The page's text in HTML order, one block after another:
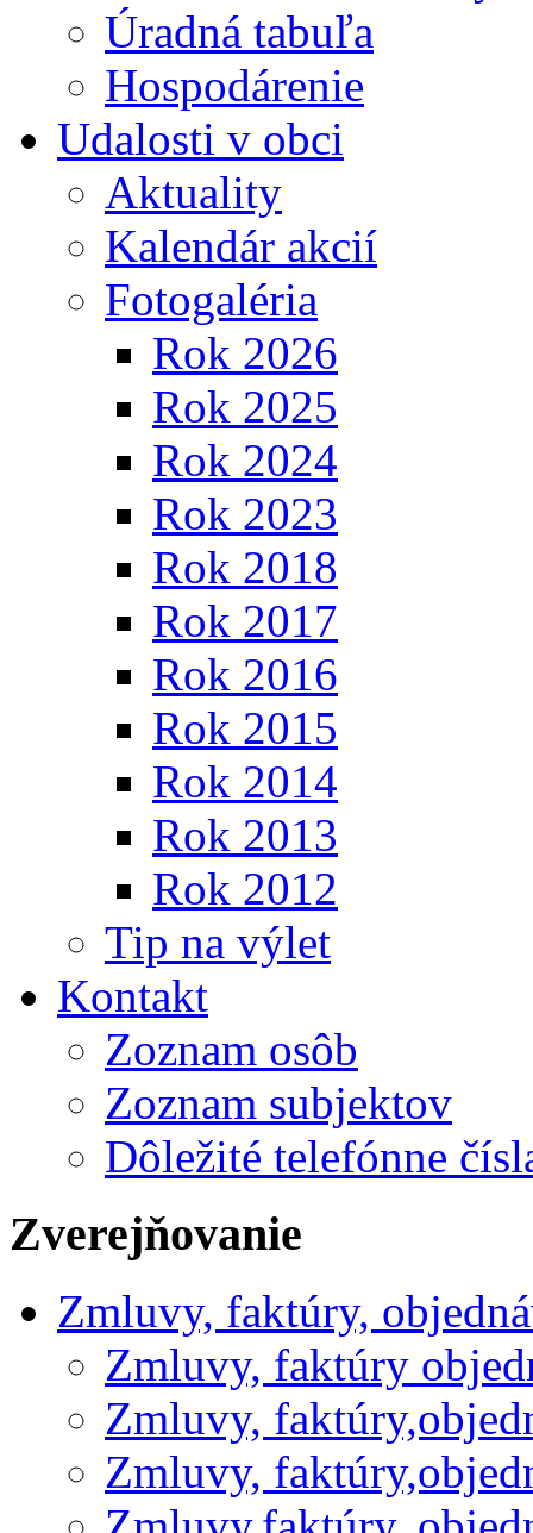
Úradná tabuľa
Hospodárenie
Udalosti v obci
Aktuality
Kalendár akcií
Fotogaléria
Rok 2026
Rok 2025
Rok 2024
Rok 2023
Rok 2018
Rok 2017
Rok 2016
Rok 2015
Rok 2014
Rok 2013
Rok 2012
Tip na výlet
Kontakt
Zoznam osôb
Zoznam subjektov
Dôležité telefónne
Zverejňovanie
Zmluvy, faktúry,
Zmluvy, faktúry
Zmluvy,
Zmluvy,